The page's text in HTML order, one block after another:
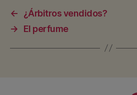
←
¿Árbitros vendidos?
→
El perfume